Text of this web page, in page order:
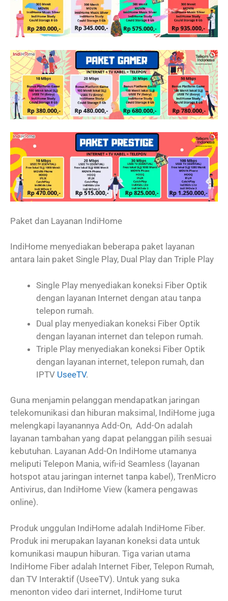
Paket dan Layanan IndiHome
IndiHome menyediakan beberapa paket layanan
antara lain paket Single Play, Dual Play dan Triple Play
Single Play menyediakan koneksi Fiber Optik
dengan layanan Internet dengan atau tanpa
telepon rumah.
Dual play menyediakan koneksi Fiber Optik
dengan layanan internet dan telepon rumah.
Triple Play menyediakan koneksi Fiber Optik
dengan layanan internet, telepon rumah, dan
IPTV UseeTV.
Guna menjamin pelanggan mendapatkan jaringan
telekomunikasi dan hiburan maksimal, IndiHome juga
melengkapi layanannya Add-On, Add-On adalah
layanan tambahan yang dapat pelanggan pilih sesuai
kebutuhan. Layanan Add-On IndiHome utamanya
meliputi Telepon Mania, wifi-id Seamless (layanan
hotspot atau jaringan internet tanpa kabel), TrenMicro
Antivirus, dan IndiHome View (kamera pengawas
online).
Produk unggulan IndiHome adalah IndiHome Fiber.
Produk ini merupakan layanan koneksi data untuk
komunikasi maupun hiburan. Tiga varian utama
IndiHome Fiber adalah Internet Fiber, Telepon Rumah,
dan TV Interaktif (UseeTV). Untuk yang suka
menonton video dari internet, IndiHome turut